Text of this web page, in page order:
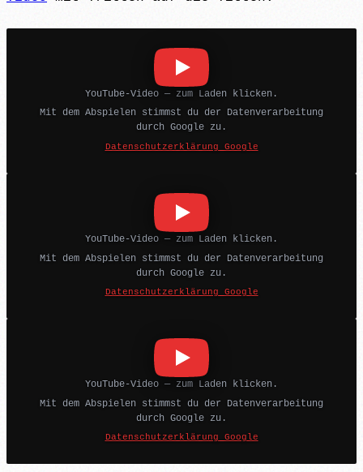
YouTube-Video — zum Laden klicken.
Mit dem Abspielen stimmst du der Datenverarbeitung
durch Google zu.
Datenschutzerklärung Google
YouTube-Video — zum Laden klicken.
Mit dem Abspielen stimmst du der Datenverarbeitung
durch Google zu.
Datenschutzerklärung Google
YouTube-Video — zum Laden klicken.
Mit dem Abspielen stimmst du der Datenverarbeitung
durch Google zu.
Datenschutzerklärung Google